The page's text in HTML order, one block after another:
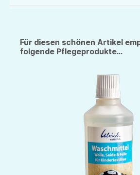
Für diesen schönen Artikel
folgende Pflegeprodukte...